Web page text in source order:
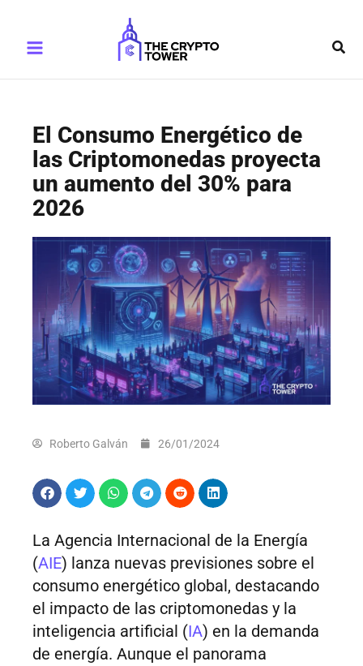
contenido
Menu
El Consumo Energético de
las Criptomonedas proyecta
un aumento del 30% para
2026
Roberto Galván 26/01/2024
La Agencia Internacional de la Energía
(AIE) lanza nuevas previsiones sobre el
consumo energético global, destacando
el impacto de las criptomonedas y la
inteligencia artificial (IA) en la demanda
de energía. Aunque el panorama